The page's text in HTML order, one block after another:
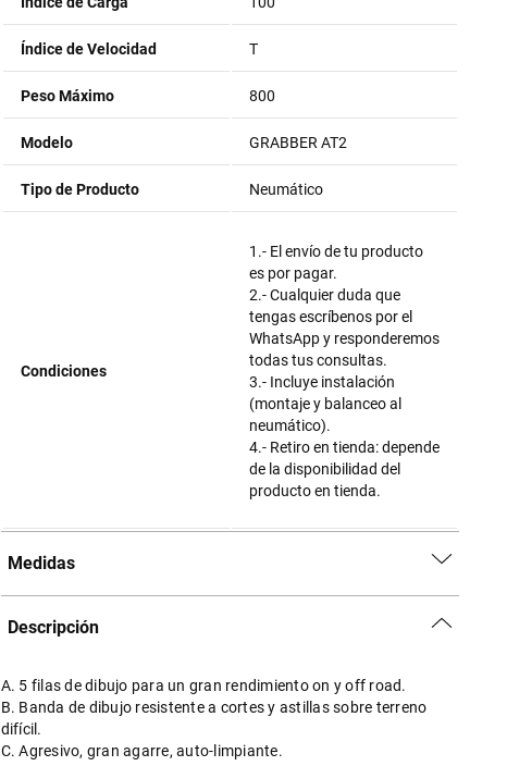
Índice de Velocidad T
Peso Máximo 800
Modelo GRABBER AT2
Tipo de Producto Neumático
Condiciones
1.- El envío de tu producto
es por pagar.
2.- Cualquier duda que
tengas escríbenos por el
WhatsApp y responderemos
todas tus consultas.
3.- Incluye instalación
(montaje y balanceo al
neumático).
4.- Retiro en tienda: depende
de la disponibilidad del
producto en tienda.
Medidas
Descripción
A. 5 filas de dibujo para un gran rendimiento on y off road.
B. Banda de dibujo resistente a cortes y astillas sobre terreno
difícil.
C. Agresivo, gran agarre, auto-limpiante.